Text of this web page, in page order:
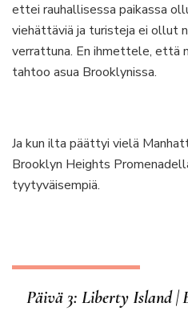
ettei rauhallisessa paikassa
viehättäviä ja turisteja ei ollut
verrattuna. En ihmettele, että
tahtoo asua Brooklynissa.
Ja kun ilta päättyi vielä
Brooklyn Heights
tyytyväisempiä.
Päivä 3: Liberty Island